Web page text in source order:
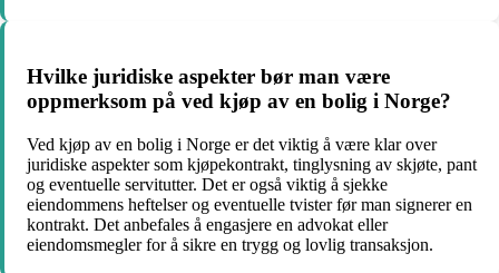
Hvilke juridiske aspekter bør man være
oppmerksom på ved kjøp av en bolig i Norge?
Ved kjøp av en bolig i Norge er det viktig å være klar over
juridiske aspekter som kjøpekontrakt, tinglysning av skjøte, pant
og eventuelle servitutter. Det er også viktig å sjekke
eiendommens heftelser og eventuelle tvister før man signerer en
kontrakt. Det anbefales å engasjere en advokat eller
eiendomsmegler for å sikre en trygg og lovlig transaksjon.